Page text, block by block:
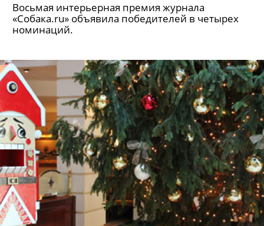
Восьмая интерьерная премия журнала
«Собака.ru» объявила победителей в четырех
номинаций.